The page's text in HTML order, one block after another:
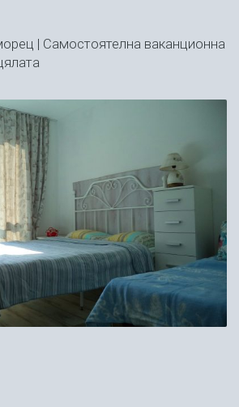
| Самостоятелна ваканционна